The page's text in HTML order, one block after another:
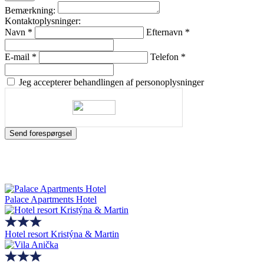
Bemærkning:
Kontaktoplysninger:
Navn * Efternavn *
E-mail * Telefon *
Jeg accepterer behandlingen af personoplysninger
Send forespørgsel
Palace Apartments Hotel
Hotel resort Kristýna & Martin